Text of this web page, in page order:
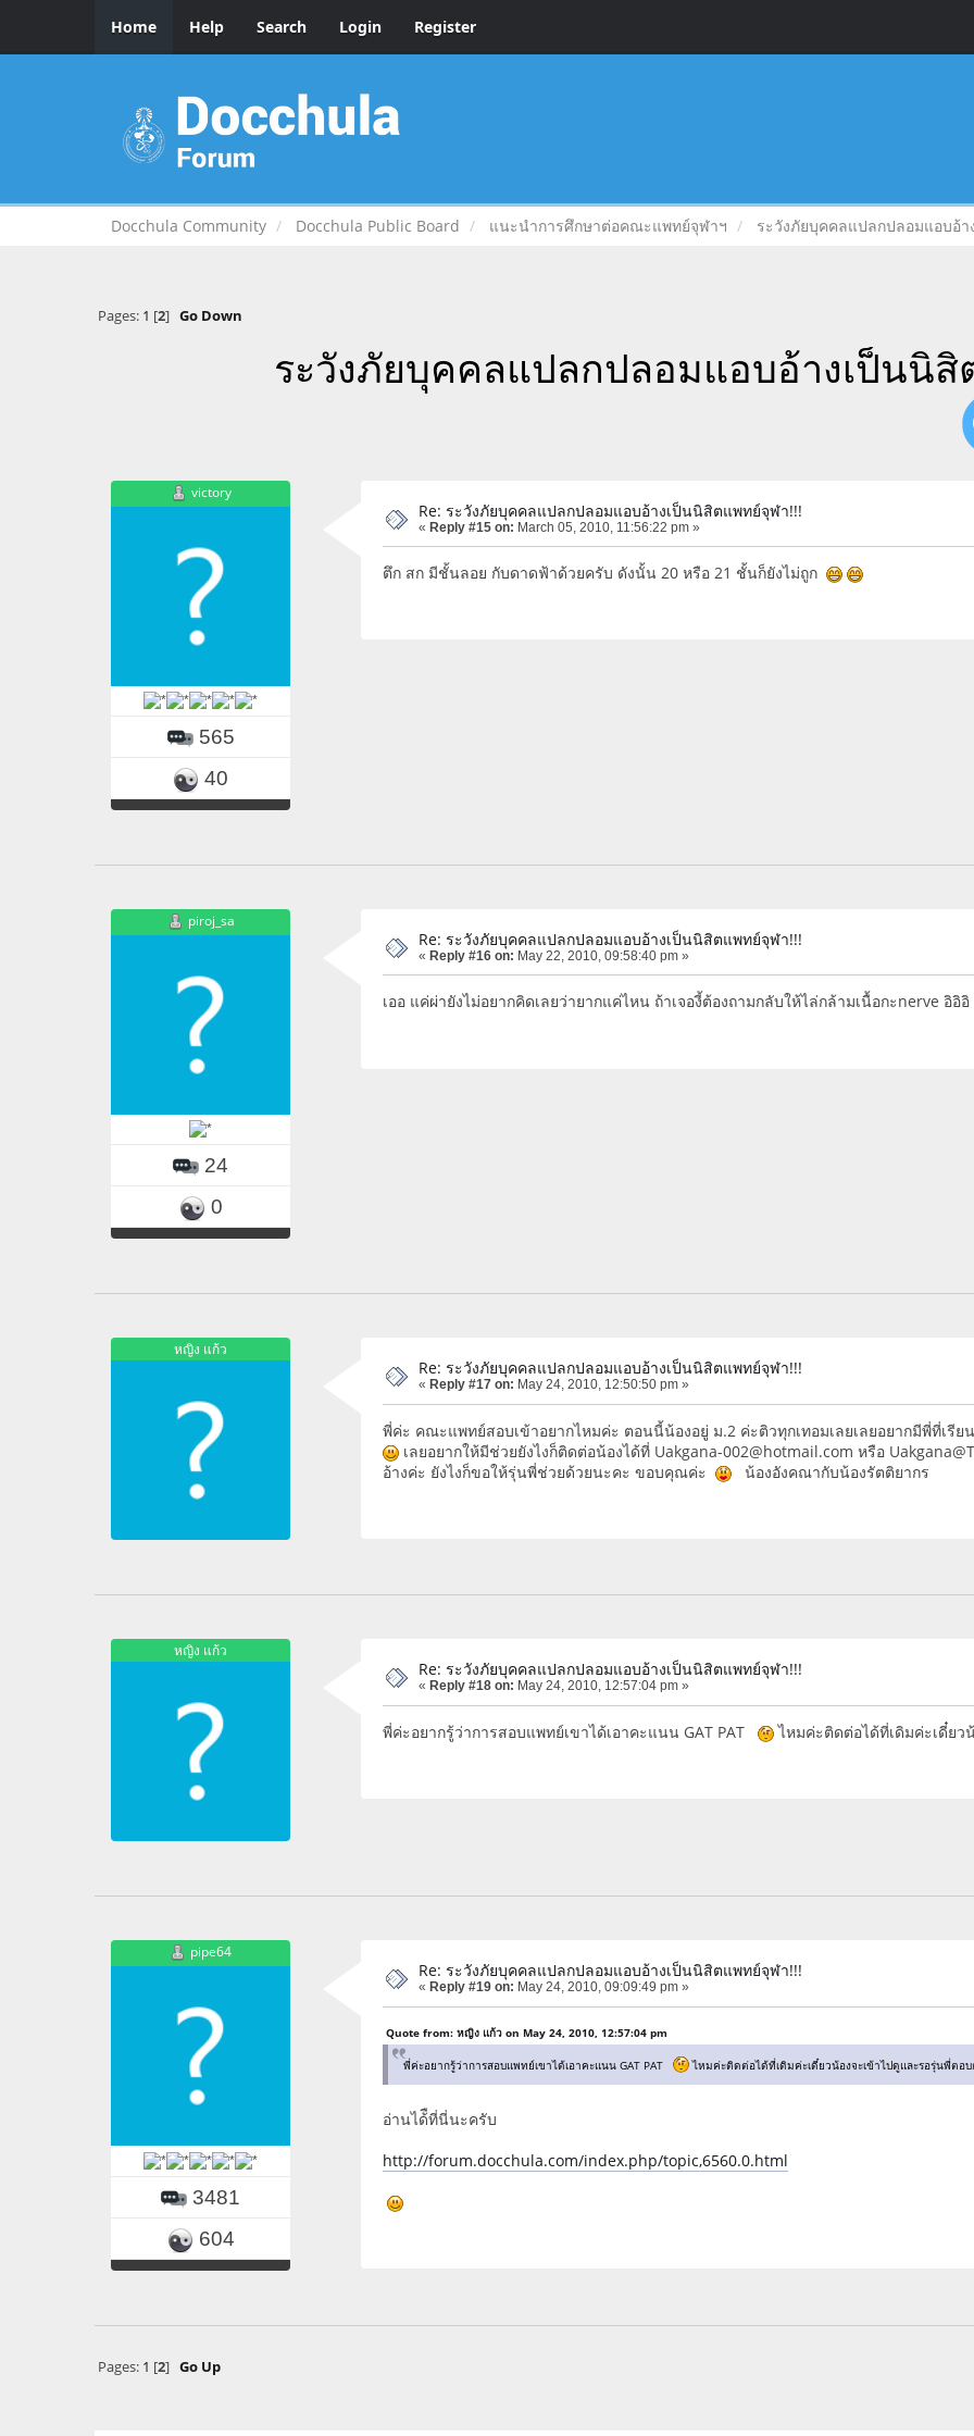
Home Help Search Login Register
Docchula Community Docchula Public Board แนะนำการศึกษาต่อคณะแพทย์จุฬาฯ ระวังภัยบุคคลแปลกปลอมแอบอ้
Pages: 1 [2] Go Down
ระวังภัยบุคคลแปลกปลอมแอบอ้างเป็นนิ
victory
565
40
Re: ระวังภัยบุคคลแปลกปลอมแอบอ้างเป็นนิสิตแพทย์จุฬา!!!
« Reply #15 on: March 05, 2010, 11:56:22 pm »
ตึก สก มีชั้นลอย กับดาดฟ้าด้วยครับ ดังนั้น 20 หรือ 21 ชั้นก็ยังไม่ถูก
piroj_sa
24
0
Re: ระวังภัยบุคคลแปลกปลอมแอบอ้างเป็นนิสิตแพทย์จุฬา!!!
« Reply #16 on: May 22, 2010, 09:58:40 pm »
เออ แค่ผ่ายังไม่อยากคิดเลยว่ายากแค่ไหน ถ้าเจองี้ต้องถามกลับให้ไล่กล้ามเนื้อกะnerve อิอิอิ
หญิง แก้ว
Re: ระวังภัยบุคคลแปลกปลอมแอบอ้างเป็นนิสิตแพทย์จุฬา!!!
« Reply #17 on: May 24, 2010, 12:50:50 pm »
พี่ค่ะ คณะแพทย์สอบเข้าอยากไหมค่ะ ตอนนี้น้องอยู่ ม.2 ค่ะติวทุกเทอมเลยเลยอยากมีพี่ที่เ
เลยอยากให้มีช่วยยังไงก็ติดต่อน้องได้ที่ Uakgana-002@hotmail.com หรือ
อ้างค่ะ ยังไงก็ขอให้รุ่นพี่ช่วยด้วยนะคะ ขอบคุณค่ะ
น้องอังคณากับน้องรัตติยากร
หญิง แก้ว
Re: ระวังภัยบุคคลแปลกปลอมแอบอ้างเป็นนิสิตแพทย์จุฬา!!!
« Reply #18 on: May 24, 2010, 12:57:04 pm »
พี่ค่ะอยากรู้ว่าการสอบแพทย์เขาได้เอาคะแนน GAT PAT ไหมค่ะติดต่อได้ที่เดิมค่ะเดี๋ย
pipe64
3481
604
Re: ระวังภัยบุคคลแปลกปลอมแอบอ้างเป็นนิสิตแพทย์จุฬา!!!
« Reply #19 on: May 24, 2010, 09:09:49 pm »
Quote from: หญิง แก้ว on May 24, 2010, 12:57:04 pm
พี่ค่ะอยากรู้ว่าการสอบแพทย์เขาได้เอาคะแนน GAT PAT ไหมค่ะติดต่อได้ที่เดิมค่ะเดี๋ยวน้องจะเข้าไปดูและรอรุ่นพี่ตอ
อ่านได้ืที่นี่นะครับ
http://forum.docchula.com/index.php/topic,6560.0.html
Pages: 1 [2] Go Up